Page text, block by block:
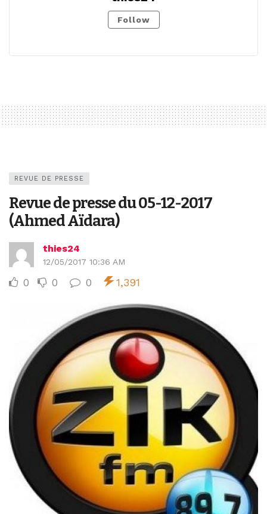
Follow
REVUE DE PRESSE
Revue de presse du 05-12-2017
(Ahmed Aïdara)
thies24
12/05/2017 10:36 AM
0 0 0 1,391